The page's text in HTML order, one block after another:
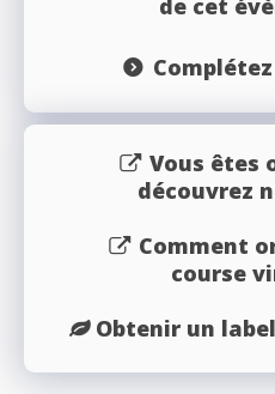
de cet
Vous êtes
découvrez
Comment
course
Obtenir un